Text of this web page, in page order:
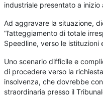
industriale presentato a inizio
Ad aggravare la situazione,
“l’atteggiamento di totale
Speedline, verso le istituzioni
Uno scenario difficile e
di procedere verso la
insolvenza, che dovrebbe
straordinaria presso il